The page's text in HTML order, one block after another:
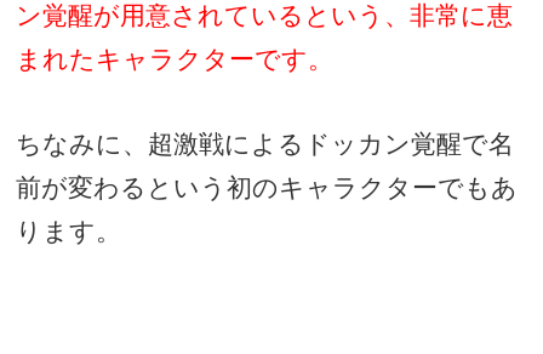
ン覚醒が用意されているという、非常に恵
まれたキャラクターです。
ちなみに、超激戦によるドッカン覚醒で名
前が変わるという初のキャラクターでもあ
ります。